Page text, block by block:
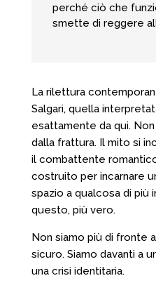
perché ciò che
smette di reggere
La rilettura
Salgari, quella
esattamente da qui. Non
dalla frattura. Il mito si
il combattente
costruito per incarnare
spazio a qualcosa di più
questo, più vero.
Non siamo più di fronte
sicuro. Siamo davanti a
una crisi identitaria.